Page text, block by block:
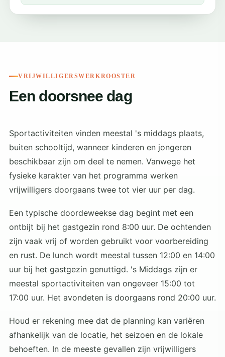
VRIJWILLIGERSWERKROOSTER
Een doorsnee dag
Sportactiviteiten vinden meestal 's middags plaats,
buiten schooltijd, wanneer kinderen en jongeren
beschikbaar zijn om deel te nemen. Vanwege het
fysieke karakter van het programma werken
vrijwilligers doorgaans twee tot vier uur per dag.
Een typische doordeweekse dag begint met een
ontbijt bij het gastgezin rond 8:00 uur. De ochtenden
zijn vaak vrij of worden gebruikt voor voorbereiding
en rust. De lunch wordt meestal tussen 12:00 en 14:00
uur bij het gastgezin genuttigd. 's Middags zijn er
meestal sportactiviteiten van ongeveer 15:00 tot
17:00 uur. Het avondeten is doorgaans rond 20:00 uur.
Houd er rekening mee dat de planning kan variëren
afhankelijk van de locatie, het seizoen en de lokale
behoeften. In de meeste gevallen zijn vrijwilligers